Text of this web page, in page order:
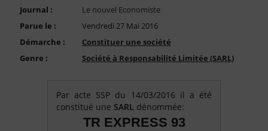
Journal :
Le nouvel Economiste
Parue le :
Vendredi 27 Mai 2016
Démarche :
Constituer une société
Genre :
Société à Responsabilité Limitée (SARL)
Par acte SSP du 14/03/2016 il a été
constitué une SARL dénommée:
TR EXPRESS 93